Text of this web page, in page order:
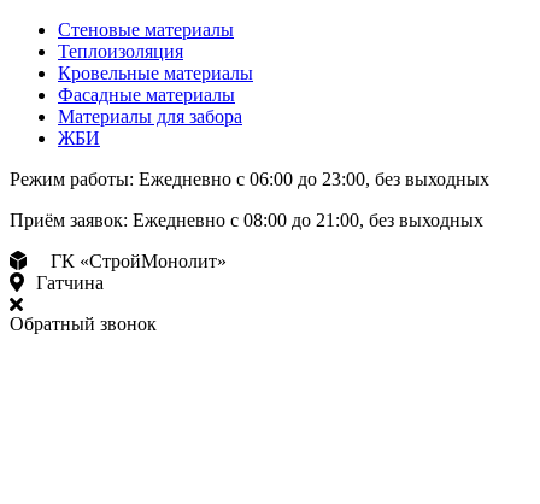
Стеновые материалы
Теплоизоляция
Кровельные материалы
Фасадные материалы
Материалы для забора
ЖБИ
Режим работы: Ежедневно с 06:00 до 23:00, без выходных
Приём заявок: Ежедневно с 08:00 до 21:00, без выходных
ГК «СтройМонолит»
Гатчина
Обратный звонок